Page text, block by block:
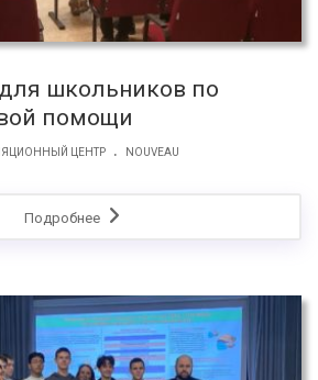
школьников по
помощи
ЦЕНТР . NOUVEAU
Подробнее